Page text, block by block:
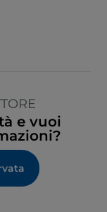
e vuoi